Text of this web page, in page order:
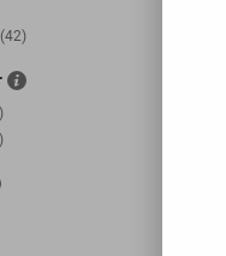
(42)
)
)